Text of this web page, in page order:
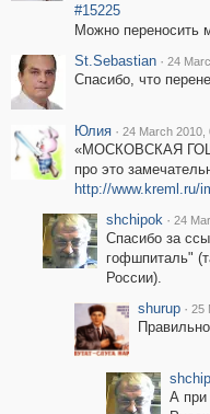
#15225
Можно переносить
St.Sebastian · 24
Спасибо, что
Юлия · 24 March 2010,
«МОСКОВСКАЯ
про это
http://www.kreml.ru/
shchipok · 24
Спасибо за
гофшпиталь"
России).
shurup · 25
А при